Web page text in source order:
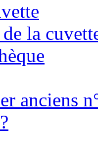
la
anciens